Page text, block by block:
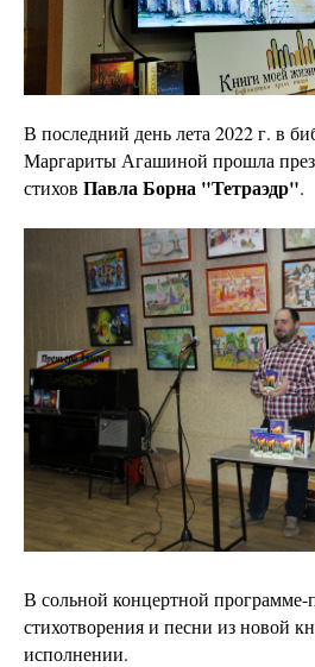
В последний день лета 2022 г. в
Маргариты Агашиной прошла
стихов Павла Борна "Тетраэдр".
В сольной концертной программе-
стихотворения и песни из новой
исполнении.